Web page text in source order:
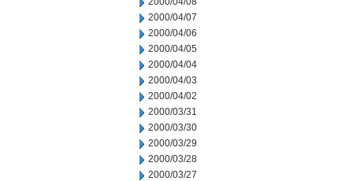
2000/04/07
2000/04/06
2000/04/05
2000/04/04
2000/04/03
2000/04/02
2000/03/31
2000/03/30
2000/03/29
2000/03/28
2000/03/27